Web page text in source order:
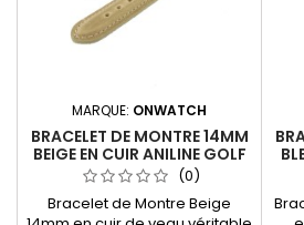
MARQUE: ONWATCH
BRACELET DE MONTRE 14MM
BEIGE EN CUIR ANILINE GOLF
FABRICATION ARTISANALE
(0)
Bracelet de Montre Beige